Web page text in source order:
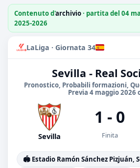
Contenuto d'archivio· partita del 04
2025-2026
LaLiga · Giornata 34
Sevilla - Real
Pronostico, Probabili formazioni,
Previa 4 maggio 2026
Sevilla
1 - 0
Finita
🏟️ Estadio Ramón Sánchez Pizjuán,